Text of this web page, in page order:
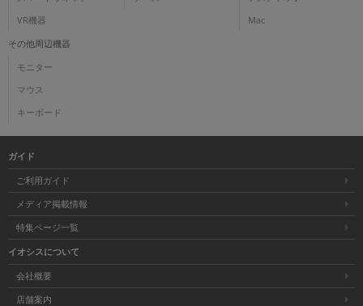
VR機器 Mac
その他周辺機器
モニター
マウス
キーボード
ガイド
ご利用ガイド
メディア掲載情報
特集ページ一覧
イオシスについて
会社概要
店舗案内